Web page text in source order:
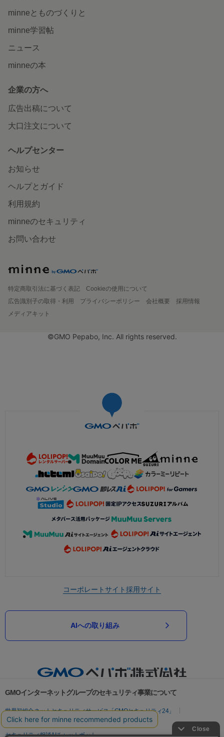
minneとものづくりと
minne学習帖
ニュース
minneの本
企業の方へ
広告出稿について
大口注文について
ヘルプセンター
お知らせ
ヘルプとガイド
利用規約
minneのセキュリティ
お問い合わせ
特定商取引法に基づく表記
Cookieの使用について
広告識別子の取得・利用
プライバシーポリシー 会社概要
採用情報
メディアキット
©GMO Pepabo, Inc. All rights reserved.
コーポレートサイト採用サイト
AIへの取り組み
GMOインターネットグループのセキュリティ事業について
世界初総合ネットセキュリティサービス「GMOセキュリティ24」
パスワード漏洩診断
Webサイトリスク診断
セキュリティ相談AIチャットボット